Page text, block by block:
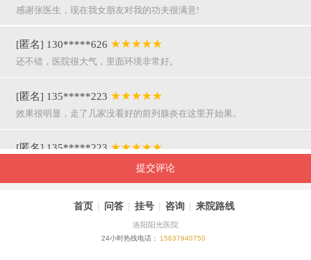
感谢张医生，现在我女朋友对我的功夫很满意!
[匿名] 130*****626 ★★★★★
还不错，医院很大气，里面环境非常好。
[匿名] 135*****223 ★★★★★
效果很明显，走了几家没看好的前列腺炎在这里开始果。
[匿名] 135*****223 ★★★★★
呵呵，就是屌，你们医院护士穿着挺漂亮的。
[匿名] 155*****941★★★★★
提交评论
首页 | 问答 | 挂号 | 咨询 | 来院路线
洛阳阳光医院
24小时热线电话： 15837940750